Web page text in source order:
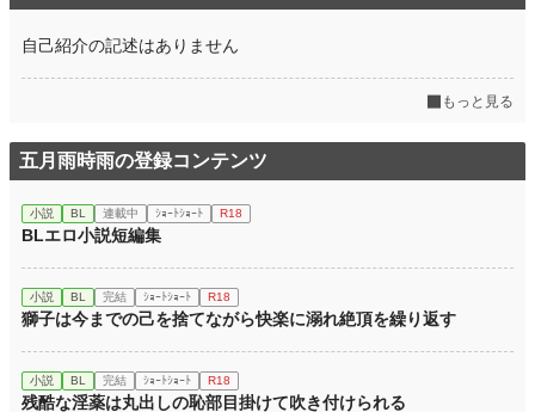
自己紹介の記述はありません
もっと見る
五月雨時雨の登録コンテンツ
小説 BL 連載中 ｼｮｰﾄｼｮｰﾄ R18
BLエロ小説短編集
小説 BL 完結 ｼｮｰﾄｼｮｰﾄ R18
獅子は今までの己を捨てながら快楽に溺れ絶頂を繰り返す
小説 BL 完結 ｼｮｰﾄｼｮｰﾄ R18
残酷な淫薬は丸出しの恥部目掛けて吹き付けられる